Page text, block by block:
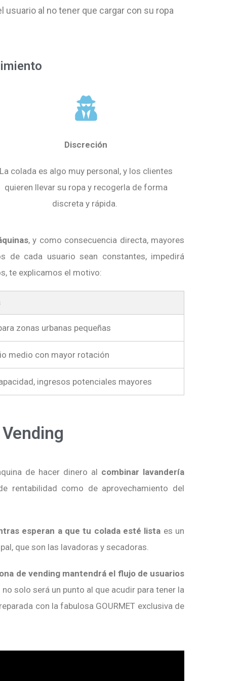
al no tener que cargar con su ropa
Discreción
La colada es algo muy personal, y los clientes
quieren llevar su ropa y recogerla de forma
discreta y rápida.
, y como consecuencia directa, mayores
de cada usuario sean constantes, impedirá
te explicamos el motivo:
zonas urbanas pequeñas
medio con mayor rotación
ingresos potenciales mayores
de hacer dinero al combinar lavandería
rentabilidad como de aprovechamiento del
esperan a que tu colada esté lista es un
que son las lavadoras y secadoras.
de vending mantendrá el flujo de usuarios
solo será un punto al que acudir para tener la
con la fabulosa GOURMET exclusiva de